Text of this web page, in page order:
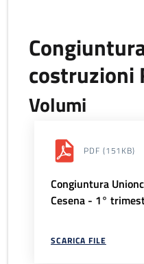
costruzioni
Volumi
PDF (151KB)
Congiuntura
Cesena - 1°
SCARICA FILE